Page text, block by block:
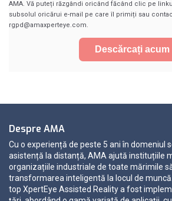
AMA. Vă puteți răzgândi oricând făcând clic pe
subsolul oricărui e-mail pe care îl primiți sau
rgpd@amaxperteye.com.
Despre AMA
Cu o experiență de peste 5 ani în domeniul
asistență la distanță, AMA ajută instituțiile
organizațiile industriale de toate mărimile
transformarea inteligentă la locul de
top XpertEye Assisted Reality a fost